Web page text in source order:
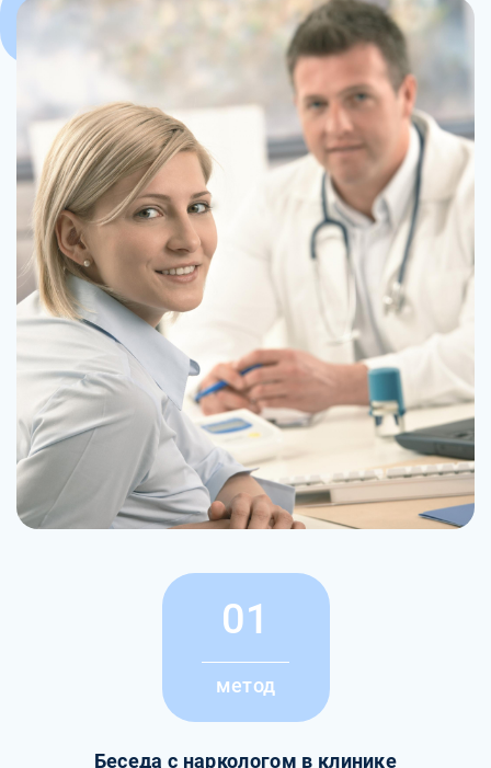
01
метод
Беседа с наркологом в клинике